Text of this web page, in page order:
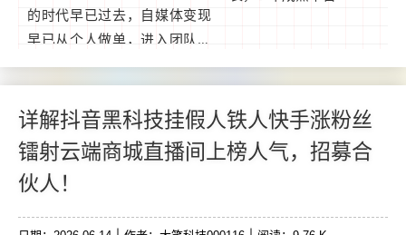
的时代早已过去，自媒体变现
早已从个人做单，进入团队规
模化盈利的时代。普通人靠努
力赚辛苦钱，聪明人靠团队、
靠管道收益赚长久钱。与其日
复一日靠自己出单。...
详解抖音黑科技挂假人铁人快手涨粉丝
镭射云端商城直播间上榜人气，招募合
伙人！